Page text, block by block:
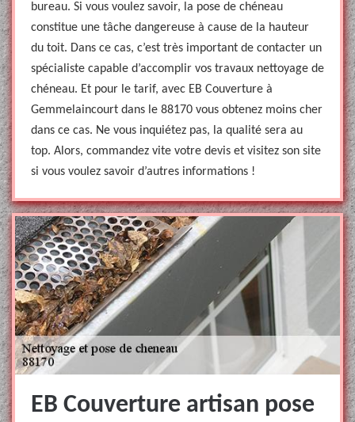
bureau. Si vous voulez savoir, la pose de chéneau
constitue une tâche dangereuse à cause de la hauteur
du toit. Dans ce cas, c’est très important de contacter un
spécialiste capable d’accomplir vos travaux nettoyage de
chéneau. Et pour le tarif, avec EB Couverture à
Gemmelaincourt dans le 88170 vous obtenez moins cher
dans ce cas. Ne vous inquiétez pas, la qualité sera au
top. Alors, commandez vite votre devis et visitez son site
si vous voulez savoir d’autres informations !
EB Couverture artisan pose